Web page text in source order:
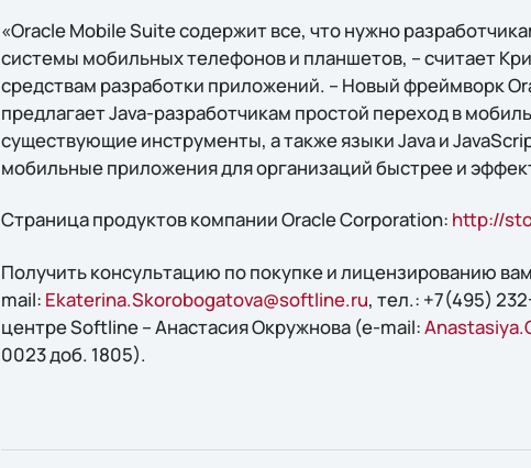
«Oracle Mobile Suite содержит все, что нужно
системы мобильных телефонов и планшетов, – считает
средствам разработки приложений. – Новый фреймворк
предлагает Java-разработчикам простой переход в
существующие инструменты, а также языки Java и
мобильные приложения для организаций быстрее и
Страница продуктов компании Oracle Corporation: http://
Получить консультацию по покупке и лицензированию
mail: Ekaterina.Skorobogatova@softline.ru, тел.: +7(495)
центре Softline – Анастасия Окружнова (e-mail:
0023 доб. 1805).